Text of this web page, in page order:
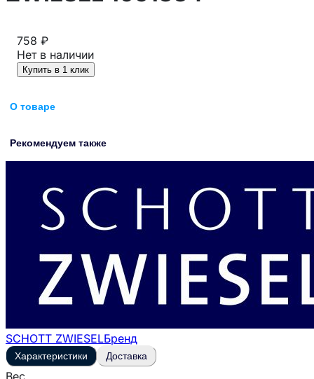
758 ₽
Нет в наличии
Купить в 1 клик
О товаре
Рекомендуем также
SCHOTT ZWIESELБренд
Характеристики Доставка
Вес